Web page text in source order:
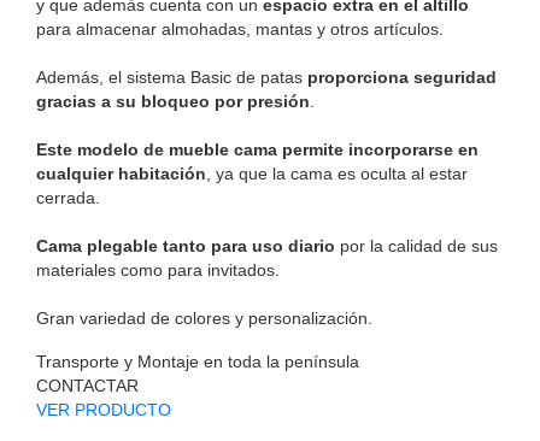
y que además cuenta con un espacio extra en el altillo
para almacenar almohadas, mantas y otros artículos.
Además, el sistema Basic de patas proporciona seguridad
gracias a su bloqueo por presión
Este modelo de mueble cama permite incorporarse en
cualquier habitación , ya que la cama es oculta al estar
cerrada.
Cama plegable tanto para uso diario por la calidad de sus
materiales como para invitados.
Gran variedad de colores y personalización.
Transporte y Montaje en toda la península
CONTACTAR
VER PRODUCTO